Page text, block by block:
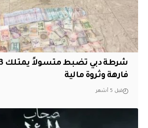
فارهة وثروة مالية
قبل 5 أشهر